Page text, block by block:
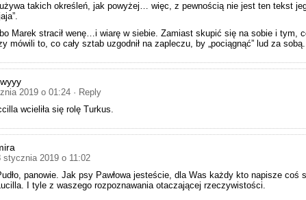
takich określeń, jak powyżej… więc, z pewnością nie jest ten tekst
Marek stracił wenę…i wiarę w siebie. Zamiast skupić się na sobie i tym,
mówili to, co cały sztab uzgodnił na zapleczu, by „pociągnąć” lud za
2019 o 01:24 · Reply
wcieliła się rolę Turkus.
stycznia 2019 o 11:02
panowie. Jak psy Pawłowa jesteście, dla Was każdy kto napisze coś
I tyle z waszego rozpoznawania otaczającej rzeczywistości.